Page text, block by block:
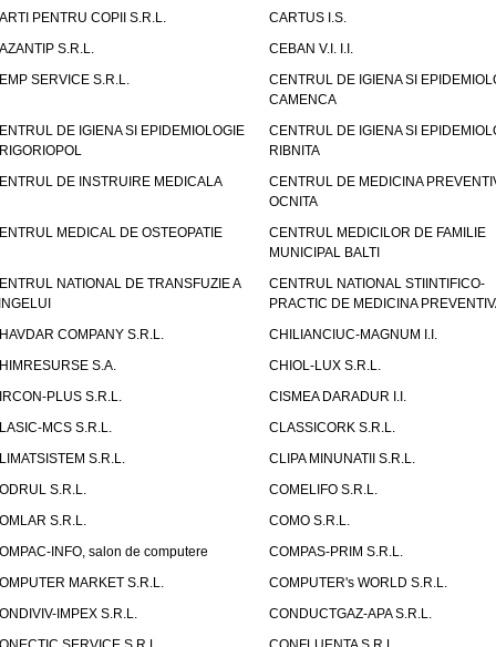
PENTRU COPII S.R.L.
CARTUS I.S.
S.R.L.
CEBAN V.I. I.I.
SERVICE S.R.L.
CENTRUL DE IGIENA SI
CAMENCA
DE IGIENA SI EPIDEMIOLOGIE
CENTRUL DE IGIENA SI
RIBNITA
DE INSTRUIRE MEDICALA
CENTRUL DE MEDICINA
OCNITA
MEDICAL DE OSTEOPATIE
CENTRUL MEDICILOR DE FAMILIE
MUNICIPAL BALTI
NATIONAL DE TRANSFUZIE A
CENTRUL NATIONAL STIINTIFICO-
PRACTIC DE MEDICINA
COMPANY S.R.L.
CHILIANCIUC-MAGNUM I.I.
S.A.
CHIOL-LUX S.R.L.
PLUS S.R.L.
CISMEA DARADUR I.I.
MCS S.R.L.
CLASSICORK S.R.L.
S.R.L.
CLIPA MINUNATII S.R.L.
S.R.L.
COMELIFO S.R.L.
S.R.L.
COMO S.R.L.
INFO, salon de computere
COMPAS-PRIM S.R.L.
MARKET S.R.L.
COMPUTER's WORLD S.R.L.
IMPEX S.R.L.
CONDUCTGAZ-APA S.R.L.